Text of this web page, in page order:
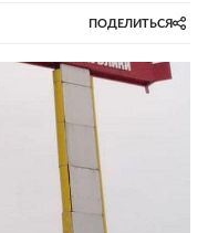
ПОДЕЛИТЬСЯ